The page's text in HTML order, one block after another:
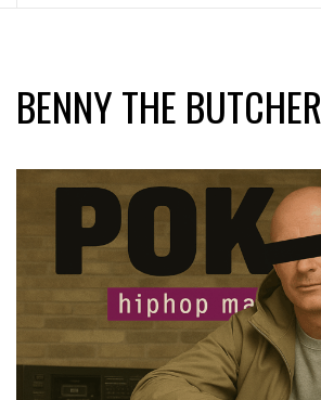
BENNY THE BUTCHER